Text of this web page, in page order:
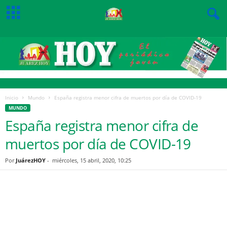
Inicio Mundo España registra menor cifra de muertos por día de COVID-19
MUNDO
España registra menor cifra de
muertos por día de COVID-19
Por JuárezHOY - miércoles, 15 abril, 2020, 10:25